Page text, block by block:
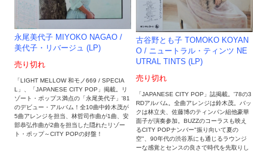
永尾美代子 MIYOKO NAGAO /
美代子・リバージュ (LP)
売り切れ
「LIGHT MELLOW 和モノ669 / SPECIA
L」、「JAPANESE CITY POP」掲載。リ
ゾート・ポップス満点の「永尾美代子」'81
のデビュー・アルバム！全10曲中鈴木茂が
5曲アレンジを担当、林哲司作曲が1曲、安
部恭弘作曲が2曲を担当した隠れたリゾー
ト・ポップ～CITY POPの好盤！
古谷野とも子 TOMOKO KOYAN
O / ニュートラル・ティンツ NE
UTRAL TINTS (LP)
売り切れ
「JAPANESE CITY POP」誌掲載。'78の3
RDアルバム。全曲アレンジは鈴木茂。バッ
クは林立夫、佐藤博のティンパン組他豪華
面子が演奏参加。BUZZのコーラスも映え
るCITY POPナンバー"振り向いて夏の
空"、90年代の渋谷系にも通じるラウンジ
ーな感覚とセンスの良さで時代を先取りし